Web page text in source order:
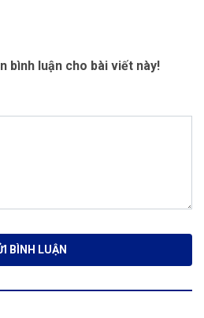
bình luận cho bài viết này!